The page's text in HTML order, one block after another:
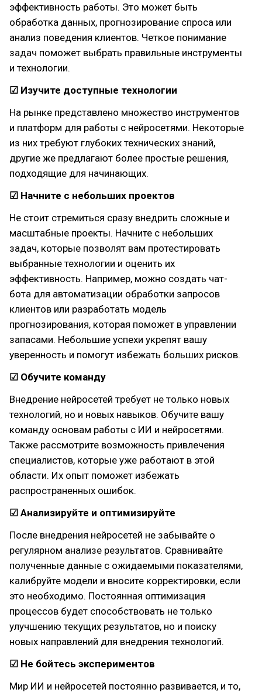
эффективность работы. Это может быть
обработка данных, прогнозирование спроса или
анализ поведения клиентов. Четкое понимание
задач поможет выбрать правильные инструменты
и технологии.
☑ Изучите доступные технологии
На рынке представлено множество инструментов
и платформ для работы с нейросетями. Некоторые
из них требуют глубоких технических знаний,
другие же предлагают более простые решения,
подходящие для начинающих.
☑ Начните с небольших проектов
Не стоит стремиться сразу внедрить сложные и
масштабные проекты. Начните с небольших
задач, которые позволят вам протестировать
выбранные технологии и оценить их
эффективность. Например, можно создать чат-
бота для автоматизации обработки запросов
клиентов или разработать модель
прогнозирования, которая поможет в управлении
запасами. Небольшие успехи укрепят вашу
уверенность и помогут избежать больших рисков.
☑ Обучите команду
Внедрение нейросетей требует не только новых
технологий, но и новых навыков. Обучите вашу
команду основам работы с ИИ и нейросетями.
Также рассмотрите возможность привлечения
специалистов, которые уже работают в этой
области. Их опыт поможет избежать
распространенных ошибок.
☑ Анализируйте и оптимизируйте
После внедрения нейросетей не забывайте о
регулярном анализе результатов. Сравнивайте
полученные данные с ожидаемыми показателями,
калибруйте модели и вносите корректировки, если
это необходимо. Постоянная оптимизация
процессов будет способствовать не только
улучшению текущих результатов, но и поиску
новых направлений для внедрения технологий.
☑ Не бойтесь экспериментов
Мир ИИ и нейросетей постоянно развивается, и то,